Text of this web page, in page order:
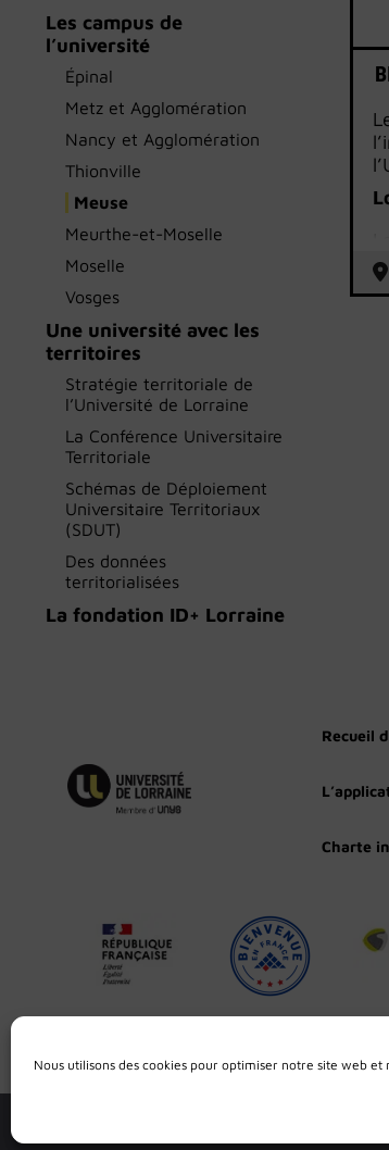
Nous utilisons des cookies pour optimiser notre site web et
Les campus de
l’université
Épinal
Metz et Agglomération
Nancy et Agglomération
Thionville
Meuse
Meurthe-et-Moselle
Moselle
Vosges
Une université avec les
territoires
Stratégie territoriale de
l’Université de Lorraine
La Conférence Universitaire
Territoriale
Schémas de Déploiement
Universitaire Territoriaux
(SDUT)
Des données
territorialisées
La fondation ID+ Lorraine
Recueil
Charte